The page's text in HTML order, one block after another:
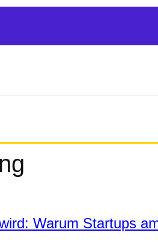
Warum Startups